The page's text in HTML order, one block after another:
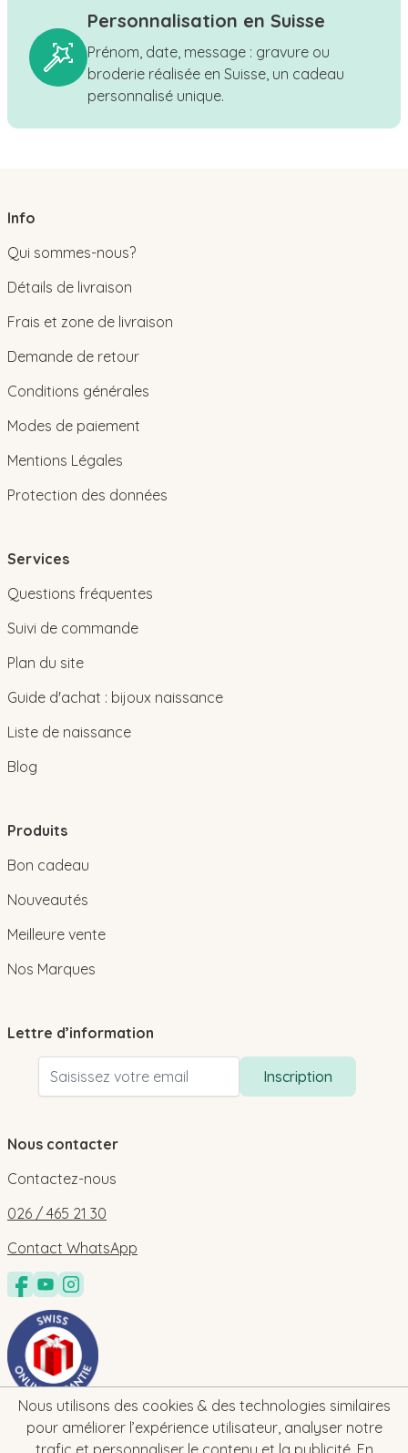
Nous utilisons des cookies & des technologies similaires
pour améliorer l’expérience utilisateur, analyser notre
trafic et personnaliser le contenu et la publicité. En
Personnalisation en Suisse
Prénom, date, message : gravure ou
broderie réalisée en Suisse, un cadeau
personnalisé unique.
Info
Qui sommes-nous?
Détails de livraison
Frais et zone de livraison
Demande de retour
Conditions générales
Modes de paiement
Mentions Légales
Protection des données
Services
Questions fréquentes
Suivi de commande
Plan du site
Guide d'achat : bijoux naissance
Liste de naissance
Blog
Produits
Bon cadeau
Nouveautés
Meilleure vente
Nos Marques
Lettre d’information
Adresse email
Inscription
Nous contacter
Contactez-nous
026 / 465 21 30
Contact WhatsApp